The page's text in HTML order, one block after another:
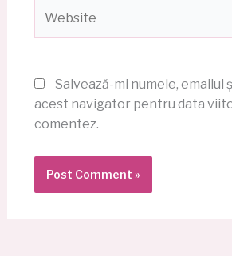
Salvează-mi numele, emailul
acest navigator pentru data
comentez.